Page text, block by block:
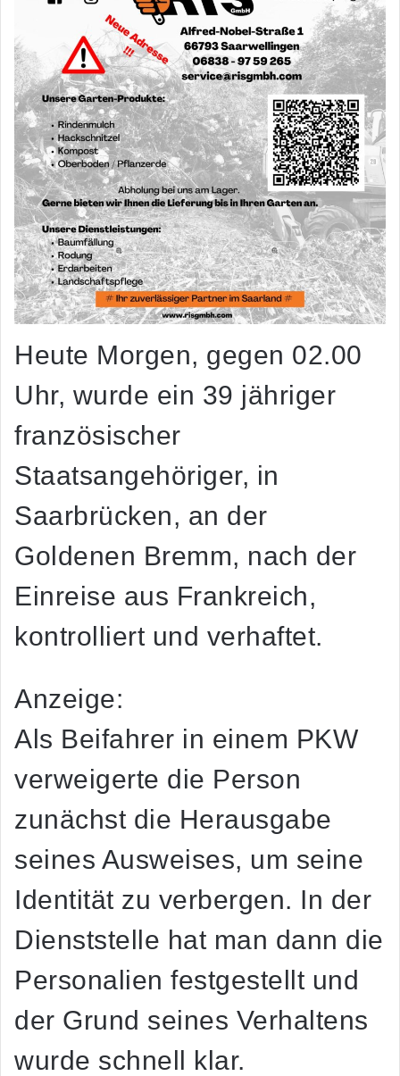
Heute Morgen, gegen 02.00
Uhr, wurde ein 39 jähriger
französischer
Staatsangehöriger, in
Saarbrücken, an der
Goldenen Bremm, nach der
Einreise aus Frankreich,
kontrolliert und verhaftet.
Anzeige:
Als Beifahrer in einem PKW
verweigerte die Person
zunächst die Herausgabe
seines Ausweises, um seine
Identität zu verbergen. In der
Dienststelle hat man dann die
Personalien festgestellt und
der Grund seines Verhaltens
wurde schnell klar.